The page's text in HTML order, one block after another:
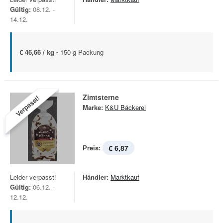
Gültig: 08.12. -
14.12.
€ 46,66 / kg - 150-g-Packung
Verpasst! Zimtsterne
Marke: K&U Bäckerei
Preis: € 6,87
Leider verpasst!
Gültig: 06.12. -
12.12.
Händler: Marktkauf